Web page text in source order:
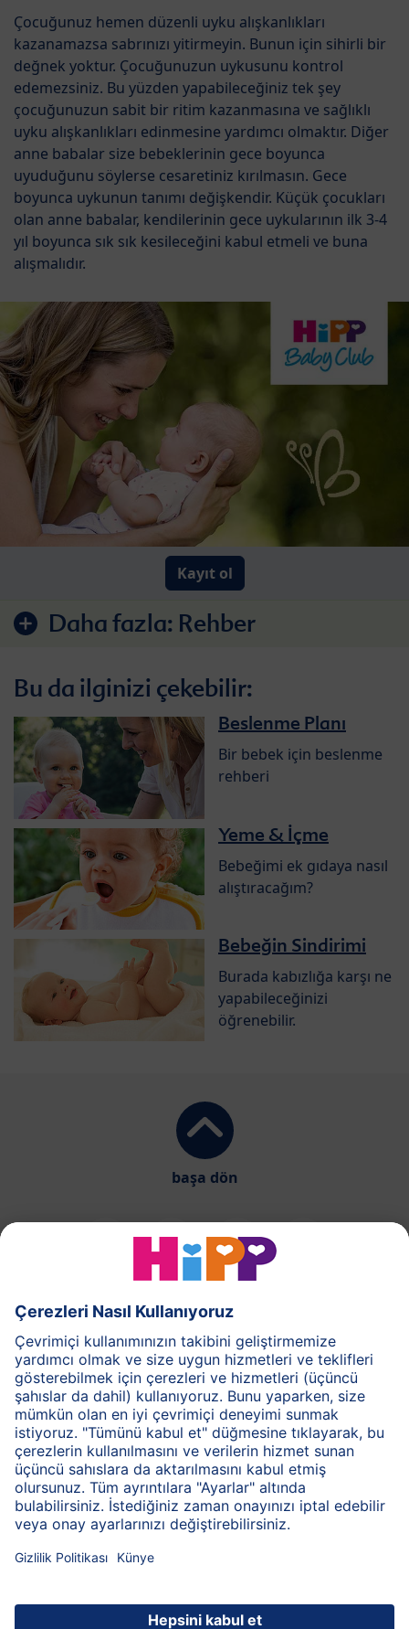
Çocuğunuz hemen düzenli uyku alışkanlıkları
kazanamazsa sabrınızı yitirmeyin. Bunun için sihirli bir
değnek yoktur. Çocuğunuzun uykusunu kontrol
edemezsiniz. Bu yüzden yapabileceğiniz tek şey
çocuğunuzun sabit bir ritim kazanmasına ve sağlıklı
uyku alışkanlıkları edinmesine yardımcı olmaktır. Diğer
anne babalar size bebeklerinin gece boyunca
uyuduğunu söylerse cesaretiniz kırılmasın. Gece
boyunca uykunun tanımı değişkendir. Küçük çocukları
olan anne babalar, kendilerinin gece uykularının ilk 3-4
yıl boyunca sık sık kesileceğini kabul etmeli ve buna
alışmalıdır.
Kayıt ol
Daha fazla: Rehber
Bu da ilginizi çekebilir:
Beslenme Planı
Bir bebek için beslenme
rehberi
Yeme & İçme
Bebeğimi ek gıdaya nasıl
alıştıracağım?
Bebeğin Sindirimi
Burada kabızlığa karşı ne
yapabileceğinizi
öğrenebilir.
başa dön
HiPP Süt Formülü HiPP Ek Gıda
HiPP Bakım
HiPP Hamilelik
Gizlilik İlkesi
Genel Kullanım Şartları
Bilgi Toplum Hizmetleri
Baskı
HiPP Hakkında
İletişim